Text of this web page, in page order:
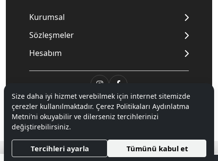
Kurumsal
Sözleşmeler
Hesabım
© 2020Mnpc. Tüm hakları saklıdır.
Hipotenüs Yeni Nesil E-Ticaret Sistemleri ile Hazırlanmıştır.
Size daha iyi hizmet verebilmek için internet sitemizde
çerezler kullanılmaktadır. Çerez Politikaları Aydınlatma
Metni’ni okuyabilir ve dilerseniz tercihlerinizi
değiştirebilirsiniz.
Tercihleri ayarla Tümünü kabul et